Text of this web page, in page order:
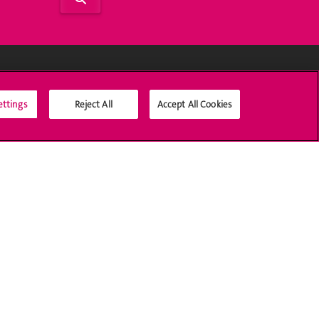
Médias sociaux UNIGE
Reject All Accept All Cookies